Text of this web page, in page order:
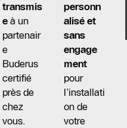
transmis
e à un
partenair
e
Buderus
certifié
près de
chez
vous.
personn
alisé et
sans
engage
ment
pour
l’installati
on de
votre